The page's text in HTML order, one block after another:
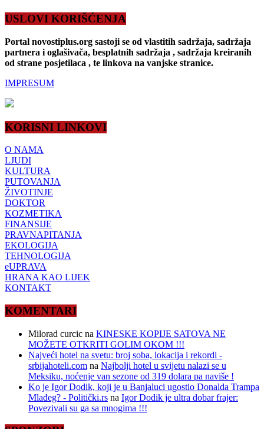
USLOVI KORIŠĆENJA
Portal novostiplus.org sastoji se od vlastitih sadržaja, sadržaja
partnera i oglašivača, besplatnih sadržaja , sadržaja kreiranih
od strane posjetilaca , te linkova na vanjske stranice.
IMPRESUM
KORISNI LINKOVI
O NAMA
LJUDI
KULTURA
PUTOVANJA
ŽIVOTINJE
DOKTOR
KOZMETIKA
FINANSIJE
PRAVNAPITANJA
EKOLOGIJA
TEHNOLOGIJA
eUPRAVA
HRANA KAO LIJEK
KONTAKT
KOMENTARI
Milorad curcic na KINESKE KOPIJE SATOVA NE
MOŽETE OTKRITI GOLIM OKOM !!!
Najveći hotel na svetu: broj soba, lokacija i rekordi -
srbijahoteli.com na Najbolji hotel u svijetu nalazi se u
Meksiku, noćenje van sezone od 319 dolara pa naviše !
Ko je Igor Dodik, koji je u Banjaluci ugostio Donalda Trampa
Mlađeg? - Politički.rs na Igor Dodik je ultra dobar frajer:
Povezivali su ga sa mnogima !!!